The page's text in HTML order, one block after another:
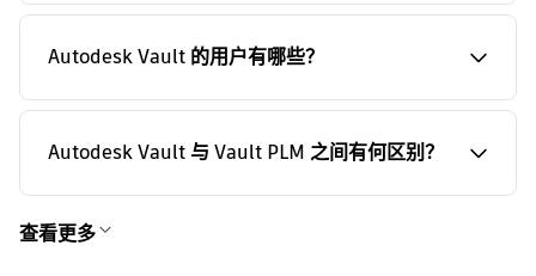
Autodesk Vault 的用户有哪些？
Autodesk Vault 与 Vault PLM 之间有何区别？
查看更多